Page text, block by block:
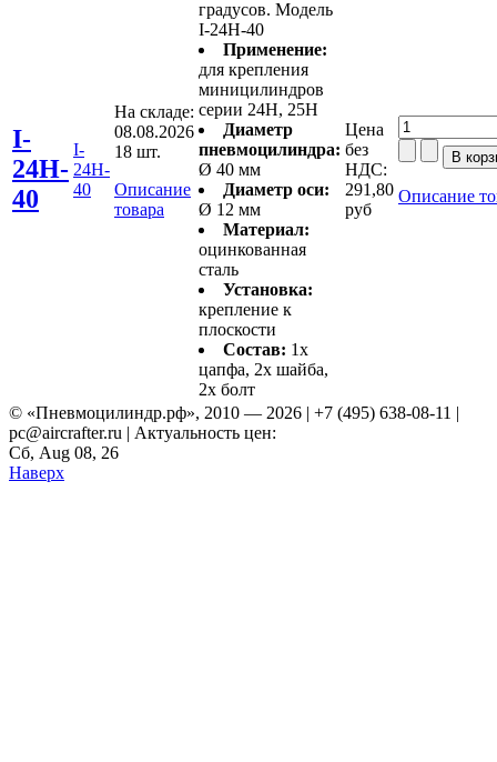
I-
24H-
40
I-
24H-
40
На складе:
08.08.2026
18 шт.
Описание
товара
градусов. Модель
I-24H-40
Применение:
для крепления
миницилиндров
серии 24H, 25H
Диаметр
пневмоцилиндра:
Ø 40 мм
Диаметр оси:
Ø 12 мм
Материал:
оцинкованная
сталь
Установка:
крепление к
плоскости
Состав: 1x
цапфа, 2x шайба,
2x болт
Цена
без
НДС:
291,80
руб
Описание
© «Пневмоцилиндр.рф», 2010 — 2026 | +7 (495) 638-08-11 |
pc@aircrafter.ru | Актуальность цен:
Сб, Aug 08, 26
Наверх